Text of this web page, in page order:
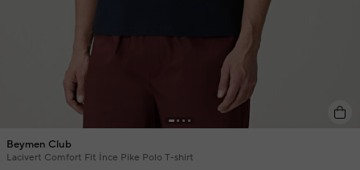
Beymen Club
Lacivert Comfort Fit İnce Pike Polo T-shirt